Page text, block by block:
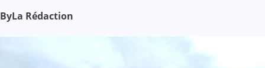
ByLa Rédaction